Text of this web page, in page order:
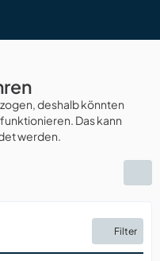
deshalb könnten
Das kann
werden.
Filter